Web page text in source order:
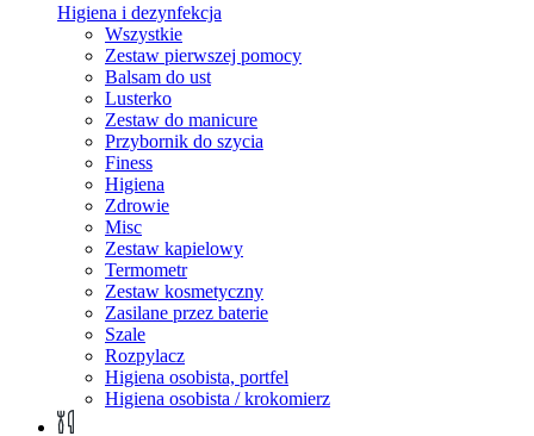
Higiena i dezynfekcja
Wszystkie
Zestaw pierwszej pomocy
Balsam do ust
Lusterko
Zestaw do manicure
Przybornik do szycia
Finess
Higiena
Zdrowie
Misc
Zestaw kapielowy
Termometr
Zestaw kosmetyczny
Zasilane przez baterie
Szale
Rozpylacz
Higiena osobista, portfel
Higiena osobista / krokomierz